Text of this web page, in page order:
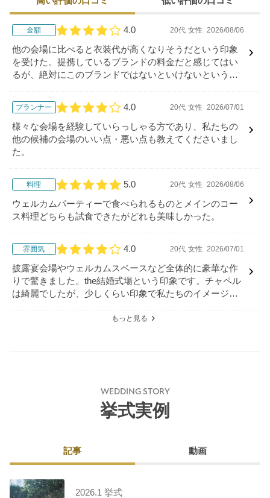
金額
口コミ評価
4.0 20代 女性 2026/08/06
他の会場に比べると衣装代が高くなりそうだという印象
を受けた。提携しているブランドの料金だと感じてはい
るが、絶対にこのブランドではないといけないというこ
じた。
プランナー
口コミ評価
4.0 20代 女性 2026/07/01
様々な会場を経験していらっしゃる方であり、私たちの
他の候補の会場のいい点・悪い点も教えてくださいまし
た。
料理
口コミ評価
5.0 20代 女性 2026/08/06
ウェルカムパーティーで食べられるものとメインのコー
ス料理どちらも試食できたがどれも美味しかった。
雰囲気
口コミ評価
4.0 20代 女性 2026/07/01
披露宴会場やウェルカムスペースなど全体的に豪華な作
りで驚きました。the結婚式場という印象です。チャペル
は綺麗でしたが、少しくらい印象で私たちのイメージに
もっと見る
WEDDING STORY
挙式実例
記事 動画
2026.1 挙式